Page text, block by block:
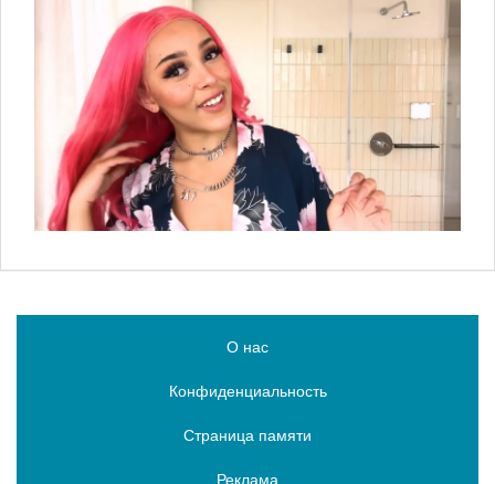
О нас
Конфиденциальность
Страница памяти
Реклама